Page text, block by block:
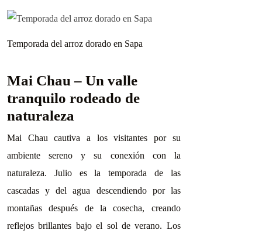
Temporada del arroz dorado en Sapa
Mai Chau – Un valle
tranquilo rodeado de
naturaleza
Mai Chau cautiva a los visitantes por su
ambiente sereno y su conexión con la
naturaleza. Julio es la temporada de las
cascadas y del agua descendiendo por las
montañas después de la cosecha, creando
reflejos brillantes bajo el sol de verano. Los